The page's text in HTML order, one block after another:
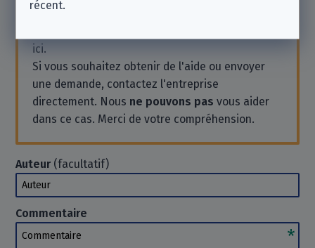
non lucratif indépendante
ici.
Si vous souhaitez obtenir de l'aide ou envoyer
une demande, contactez l'entreprise
directement. Nous ne pouvons pas vous aider
dans ce cas. Merci de votre compréhension.
Auteur(facultatif)
Auteur
Commentaire
Commentaire
récent.